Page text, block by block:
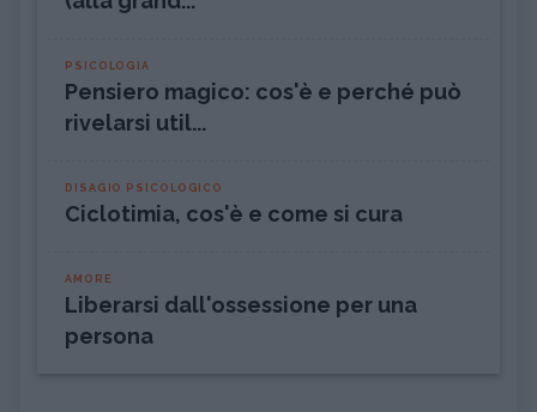
PSICOLOGIA
Pensiero magico: cos'è e perché può
rivelarsi util...
DISAGIO PSICOLOGICO
Ciclotimia, cos'è e come si cura
AMORE
Liberarsi dall'ossessione per una
persona